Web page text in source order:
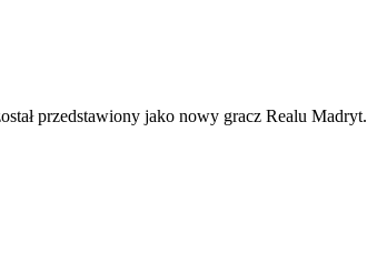
przedstawiony jako nowy gracz Realu Madryt.